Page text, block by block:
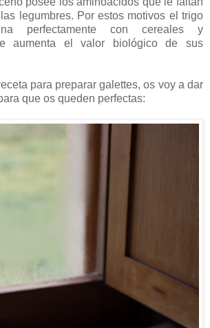
legumbres. Por estos motivos el trigo
perfectamente con cereales y
aumenta el valor biológico de sus
para preparar galettes, os voy a dar
que os queden perfectas: